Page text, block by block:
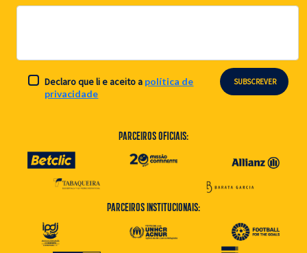
Declaro que li e aceito a política de
privacidade
SUBSCREVER
Parceiros Oficiais:
Parceiros Institucionais: